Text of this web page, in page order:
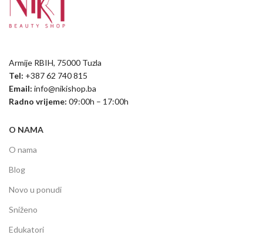
Armije RBIH, 75000 Tuzla
Tel: +387 62 740 815
Email: info@nikishop.ba
Radno vrijeme: 09:00h – 17:00h
O NAMA
O nama
Blog
Novo u ponudi
Sniženo
Edukatori